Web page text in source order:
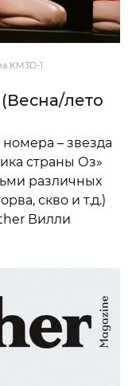
KM3D-1
лето
– звезда
Оз»
различных
Вилли